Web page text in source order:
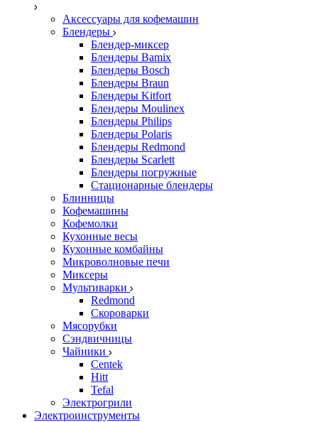
Аксессуары для кофемашин
Блендеры
Блендер-миксер
Блендеры Bamix
Блендеры Bosch
Блендеры Braun
Блендеры Kitfort
Блендеры Moulinex
Блендеры Philips
Блендеры Polaris
Блендеры Redmond
Блендеры Scarlett
Блендеры погружные
Стационарные блендеры
Блинницы
Кофемашины
Кофемолки
Кухонные весы
Кухонные комбайны
Микроволновые печи
Миксеры
Мультиварки
Redmond
Скороварки
Мясорубки
Сэндвичницы
Чайники
Centek
Hitt
Tefal
Электрогрили
Электроинструменты